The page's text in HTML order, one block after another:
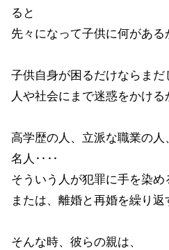
ると
先々になって子供に何があ
子供自身が困るだけならまだ
人や社会にまで迷惑をかけ
高学歴の人、立派な職業の
名人‥‥
そういう人が犯罪に手を染め
または、離婚と再婚を繰り返
そんな時、彼らの親は、